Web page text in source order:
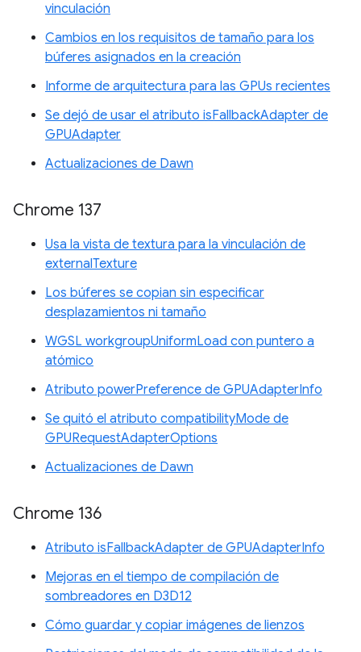
vinculación
Cambios en los requisitos de tamaño para los
búferes asignados en la creación
Informe de arquitectura para las GPUs recientes
Se dejó de usar el atributo isFallbackAdapter de
GPUAdapter
Actualizaciones de Dawn
Chrome 137
Usa la vista de textura para la vinculación de
externalTexture
Los búferes se copian sin especificar
desplazamientos ni tamaño
WGSL workgroupUniformLoad con puntero a
atómico
Atributo powerPreference de GPUAdapterInfo
Se quitó el atributo compatibilityMode de
GPURequestAdapterOptions
Actualizaciones de Dawn
Chrome 136
Atributo isFallbackAdapter de GPUAdapterInfo
Mejoras en el tiempo de compilación de
sombreadores en D3D12
Cómo guardar y copiar imágenes de lienzos